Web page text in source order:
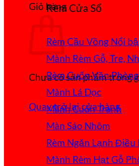
Giỏ hàng
Chưa có sản phẩm trong
Quay trở lại cửa hàng
Rèm Cửa Sổ
Rèm Cầu Vồng
Mành Rèm Gỗ, Tre,
Rèm Cuốn Văn
Mành Lá Dọc
Mành Cuốn Tranh
Màn Sáo Nhôm
Rèm Ngăn Lạnh Điều
Mành Rèm Hạt Gỗ